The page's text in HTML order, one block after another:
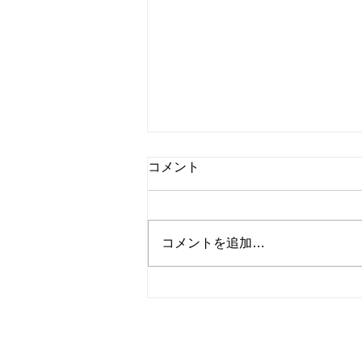
第13回市民公開セミナー(新
si=vbdHEbaGz7119v-7
コメント
コメントを追加…